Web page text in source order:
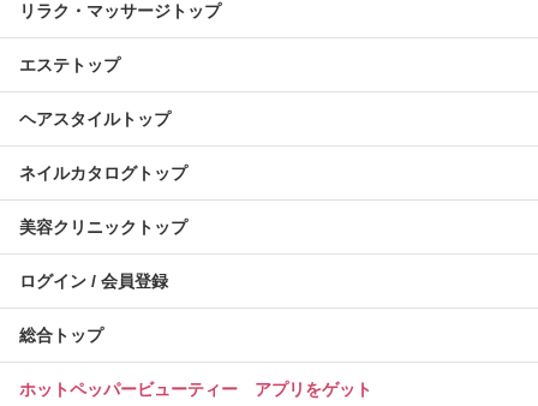
リラク・マッサージトップ
エステトップ
ヘアスタイルトップ
ネイルカタログトップ
美容クリニックトップ
ログイン / 会員登録
総合トップ
ホットペッパービューティー アプリをゲット